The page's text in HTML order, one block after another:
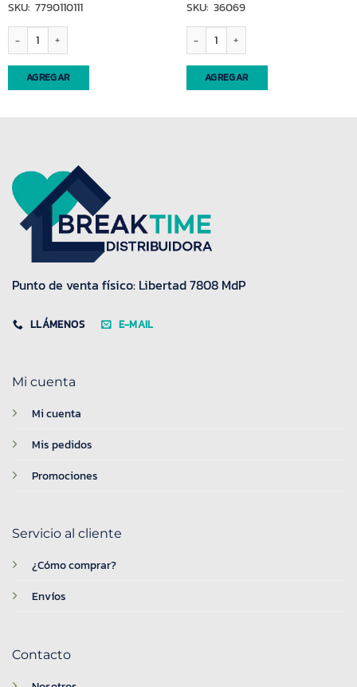
SKU: 7790110111
yerbera despolvillador eco cuero cordura negro(61112) cantidad
AGREGAR
SKU: 36069
Set matero cuadrado guarda Pampa
AGREGAR
Punto de venta físico: Libertad 7808 MdP
LLÁMENOS E-MAIL
Mi cuenta
Mi cuenta
Mis pedidos
Promociones
Servicio al cliente
¿Cómo comprar?
Envíos
Contacto